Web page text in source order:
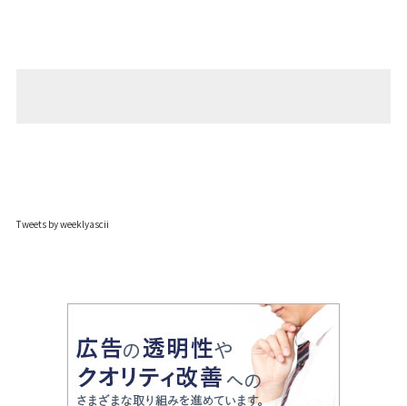
Tweets by weeklyascii